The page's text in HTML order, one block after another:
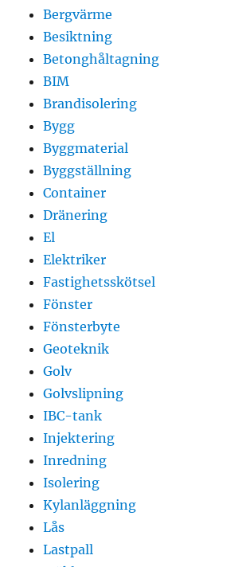
Bergvärme
Besiktning
Betonghåltagning
BIM
Brandisolering
Bygg
Byggmaterial
Byggställning
Container
Dränering
El
Elektriker
Fastighetsskötsel
Fönster
Fönsterbyte
Geoteknik
Golv
Golvslipning
IBC-tank
Injektering
Inredning
Isolering
Kylanläggning
Lås
Lastpall